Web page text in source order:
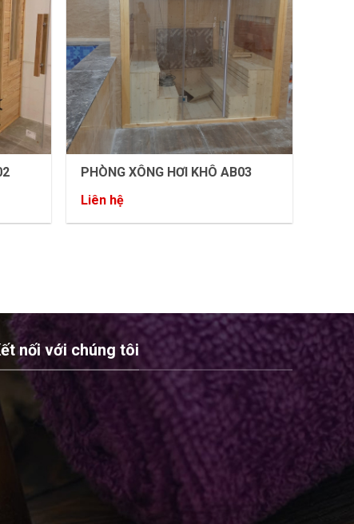
PHÒNG XÔNG HƠI KHÔ AB03
Liên hệ
nối với chúng tôi